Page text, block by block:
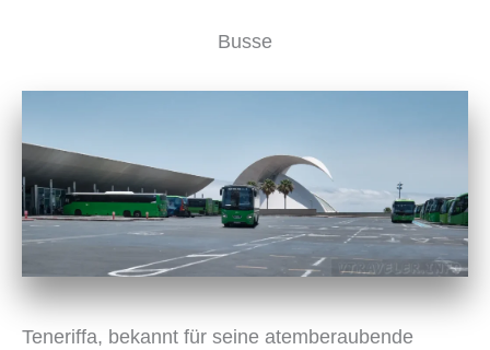
Busse
Teneriffa, bekannt für seine atemberaubende